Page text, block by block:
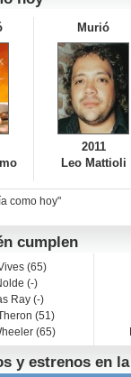
Murió
2011
Leo Mattioli
como hoy"
cumplen
(65)
(-)
Ray (-)
(51)
(65)
y estrenos en